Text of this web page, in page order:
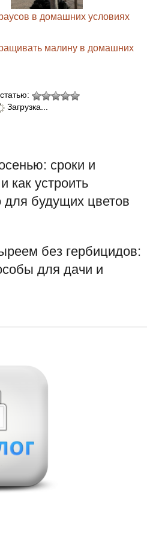
в домашних условиях
малину в домашних
Загрузка...
сроки и
как устроить
для будущих цветов
без гербицидов:
для дачи и